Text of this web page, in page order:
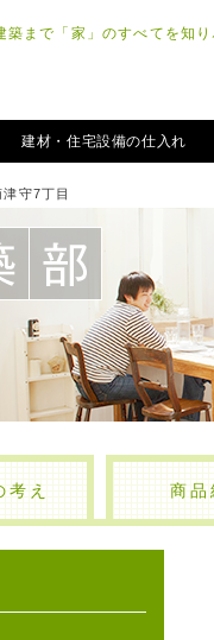
築まで「家」のすべてを知
建材・住宅設備の仕入れ
津守7丁目
考え 商品